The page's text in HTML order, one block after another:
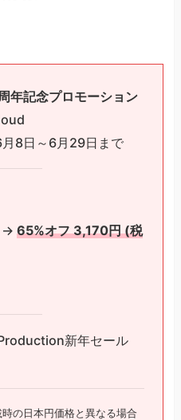
記念プロモーション
月8日～6月29日まで
→ 65%オフ 3,170円 (税
新年セール
の日本円価格と異なる場合